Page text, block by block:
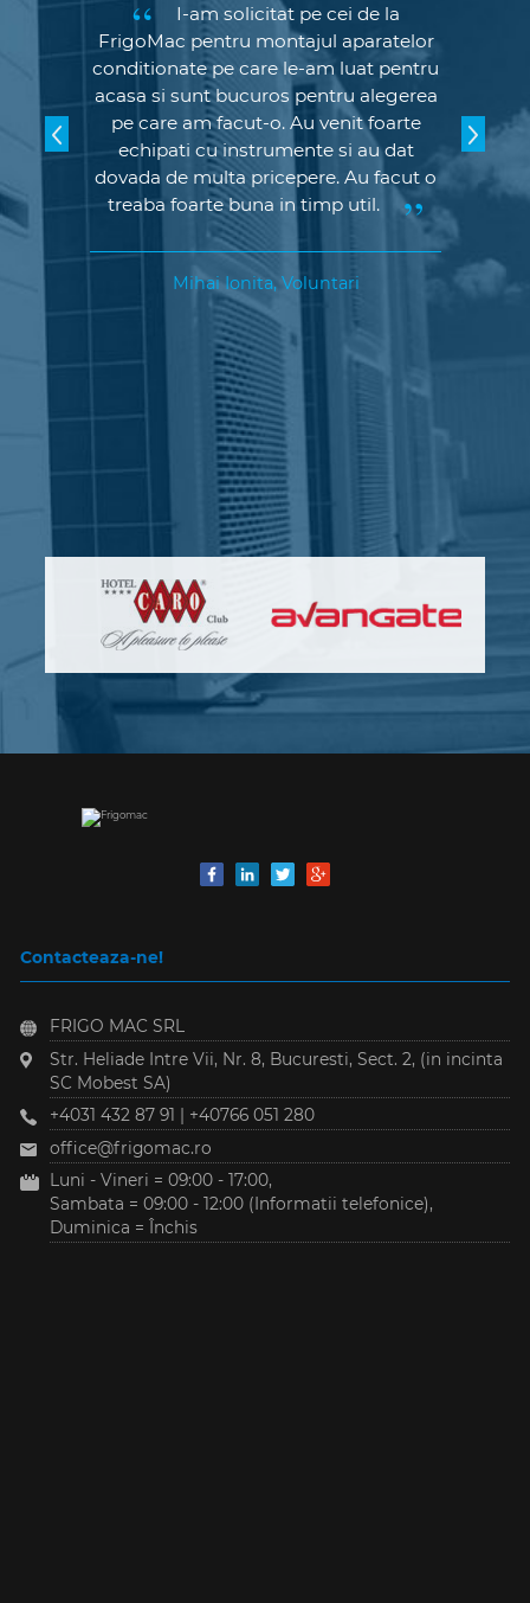
I-am solicitat pe cei de la
FrigoMac pentru montajul aparatelor
conditionate pe care le-am luat pentru
acasa si sunt bucuros pentru alegerea
pe care am facut-o. Au venit foarte
echipati cu instrumente si au dat
dovada de multa pricepere. Au facut o
treaba foarte buna in timp util.
Mihai Ionita, Voluntari
Contacteaza-ne!
FRIGO MAC SRL
Str. Heliade Intre Vii, Nr. 8, Bucuresti, Sect. 2, (in incinta
SC Mobest SA)
+4031 432 87 91
+40766 051 280
office@frigomac.ro
Luni - Vineri = 09:00 - 17:00,
Sambata = 09:00 - 12:00 (Informatii telefonice),
Duminica = Închis